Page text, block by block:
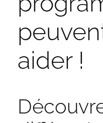
aider !